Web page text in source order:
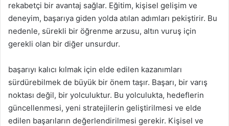
rekabetçi bir avantaj sağlar. Eğitim, kişisel gelişim ve
deneyim, başarıya giden yolda atılan adımları pekiştirir. Bu
nedenle, sürekli bir öğrenme arzusu, altın vuruş için
gerekli olan bir diğer unsurdur.
başarıyı kalıcı kılmak için elde edilen kazanımları
sürdürebilmek de büyük bir önem taşır. Başarı, bir varış
noktası değil, bir yolculuktur. Bu yolculukta, hedeflerin
güncellenmesi, yeni stratejilerin geliştirilmesi ve elde
edilen başarıların değerlendirilmesi gerekir. Kişisel ve